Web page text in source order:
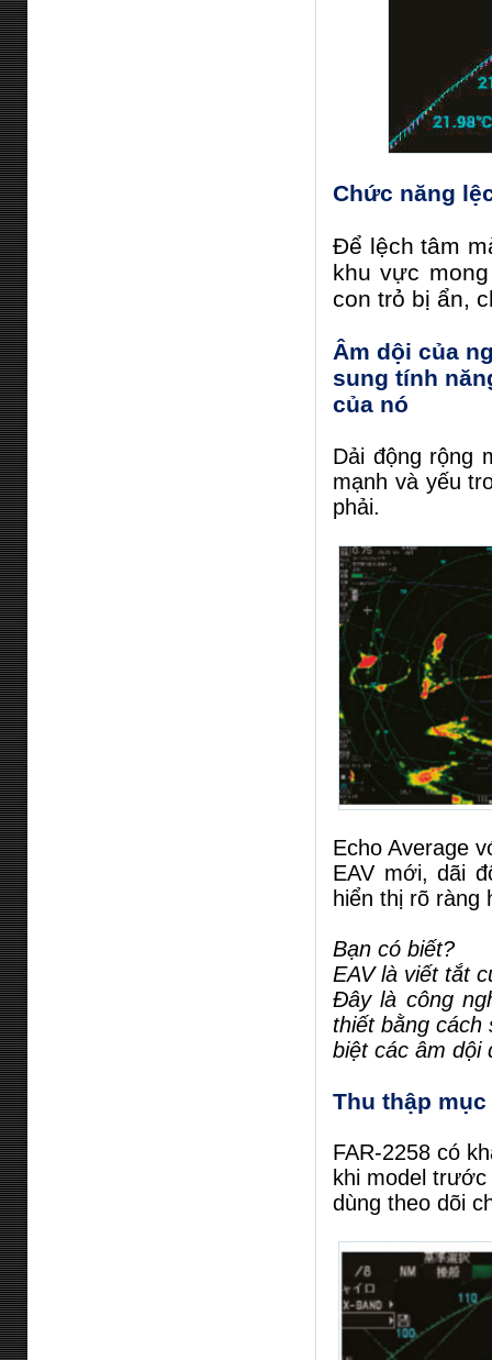
Chức năng
Để lệch tâm
khu vực
con trỏ bị ẩn,
Âm dội của
sung tính
của nó
Dải động rộng
mạnh và yếu
phải.
Echo Average
EAV mới, dãi
hiển thị rõ ràng
Bạn có biết?
EAV là viết tắt
Đây là công
thiết bằng
biệt các âm dội
Thu thập
FAR-2258 có
khi model
dùng theo dõi